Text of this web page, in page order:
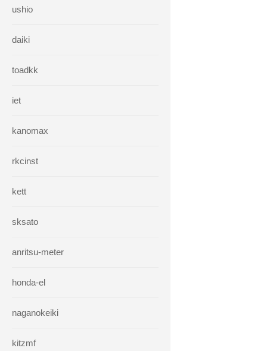
ushio
daiki
toadkk
iet
kanomax
rkcinst
kett
sksato
anritsu-meter
honda-el
naganokeiki
kitzmf